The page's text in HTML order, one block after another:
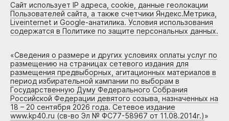
Сайт использует IP адреса, cookie, данные геолокации
Пользователей сайта, а также счетчики Яндекс.Метрика,
Liveinternet и Google-анатилика. Условия использования
содержатся в Политике по защите персональных данных.
«Сведения о размере и других условиях оплаты услуг по
размещению на страницах сетевого издания для
размещения предвыборных, агитационных материалов в
период избирательной кампании по выборам в
Государственную Думу Федерального Собрания
Российской Федерации девятого созыва, назначенных на
18 – 20 сентября 2026 года. Сетевое издание
www.kp40.ru (св-во Эл № ФС77-58967 от 11.08.2014г.)»